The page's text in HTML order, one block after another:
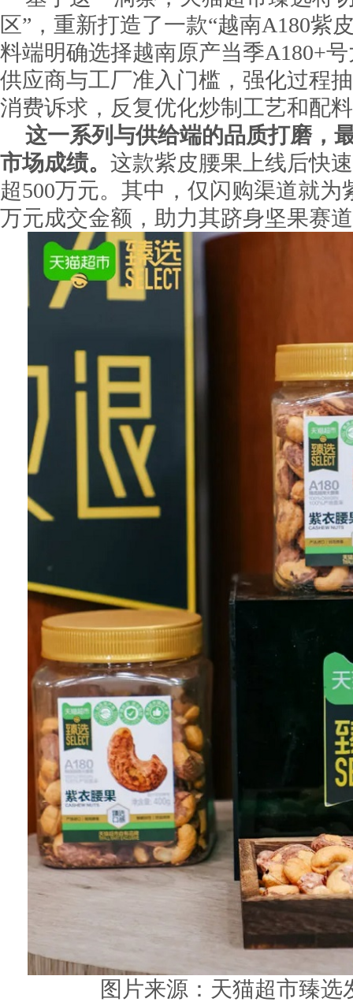
区”，重新打造了一款“越南A180紫
料端明确选择越南原产当季A180+
供应商与工厂准入门槛，强化过程
消费诉求，反复优化炒制工艺和配
这一系列与供给端的品质打磨，
市场成绩。 这款紫皮腰果上线后快
超500万元。其中，仅闪购渠道就为
万元成交金额，助力其跻身坚果赛
图片来源：天猫超市臻选